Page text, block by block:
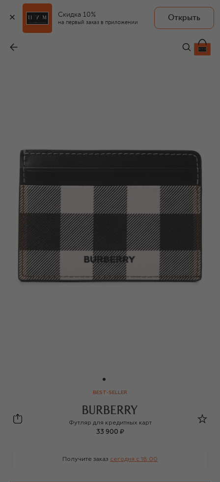
Скидка 10%
на первый заказ в приложении
Открыть
33 900 ₽
BEST-SELLER
Burberry
Футляр для кредитных карт
33 900 ₽
Получите заказ сегодня c 18:00